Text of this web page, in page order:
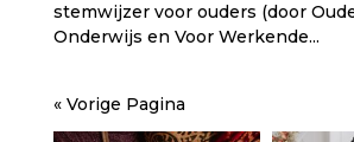
stemwijzer voor ouders (door
Onderwijs en Voor Werkende...
« Vorige Pagina